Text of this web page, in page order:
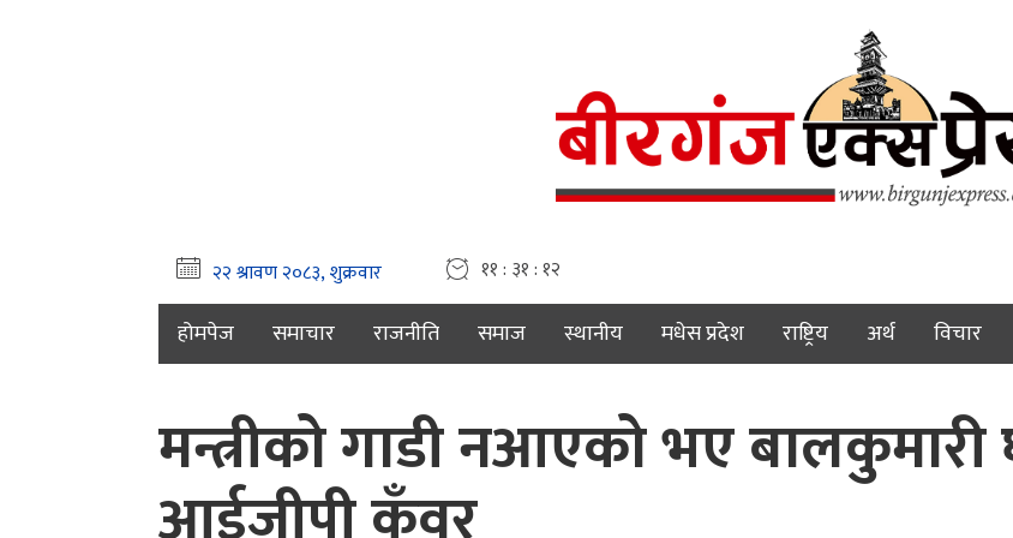
११ : ३१ : १२
होमपेज समाचार राजनीति समाज स्थानीय मधेस प्रदेश राष्ट्रिय अर्थ विचार
मन्त्रीको गाडी नआएको भए